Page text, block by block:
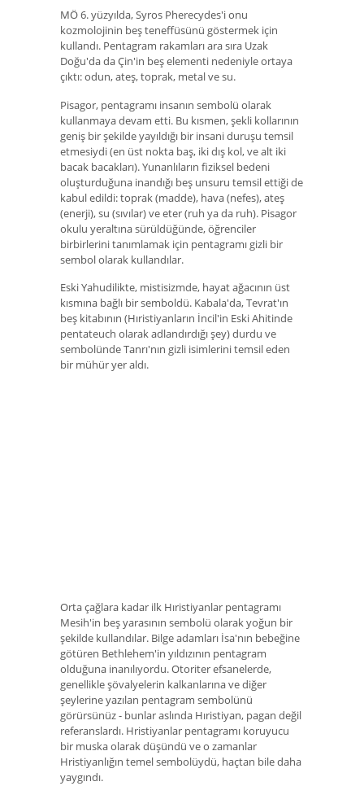
MÖ 6. yüzyılda, Syros Pherecydes'i onu
kozmolojinin beş teneffüsünü göstermek için
kullandı. Pentagram rakamları ara sıra Uzak
Doğu'da da Çin'in beş elementi nedeniyle ortaya
çıktı: odun, ateş, toprak, metal ve su.
Pisagor, pentagramı insanın sembolü olarak
kullanmaya devam etti. Bu kısmen, şekli kollarının
geniş bir şekilde yayıldığı bir insani duruşu temsil
etmesiydi (en üst nokta baş, iki dış kol, ve alt iki
bacak bacakları). Yunanlıların fiziksel bedeni
oluşturduğuna inandığı beş unsuru temsil ettiği de
kabul edildi: toprak (madde), hava (nefes), ateş
(enerji), su (sıvılar) ve eter (ruh ya da ruh). Pisagor
okulu yeraltına sürüldüğünde, öğrenciler
birbirlerini tanımlamak için pentagramı gizli bir
sembol olarak kullandılar.
Eski Yahudilikte, mistisizmde, hayat ağacının üst
kısmına bağlı bir semboldü. Kabala'da, Tevrat'ın
beş kitabının (Hıristiyanların İncil'in Eski Ahitinde
pentateuch olarak adlandırdığı şey) durdu ve
sembolünde Tanrı'nın gizli isimlerini temsil eden
bir mühür yer aldı.
Orta çağlara kadar ilk Hıristiyanlar pentagramı
Mesih'in beş yarasının sembolü olarak yoğun bir
şekilde kullandılar. Bilge adamları İsa'nın bebeğine
götüren Bethlehem'in yıldızının pentagram
olduğuna inanılıyordu. Otoriter efsanelerde,
genellikle şövalyelerin kalkanlarına ve diğer
şeylerine yazılan pentagram sembolünü
görürsünüz - bunlar aslında Hıristiyan, pagan değil
referanslardı. Hristiyanlar pentagramı koruyucu
bir muska olarak düşündü ve o zamanlar
Hristiyanlığın temel sembolüydü, haçtan bile daha
yaygındı.